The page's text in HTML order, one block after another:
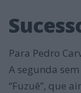
Para Pedro
A segunda
“Fuzuê”, que